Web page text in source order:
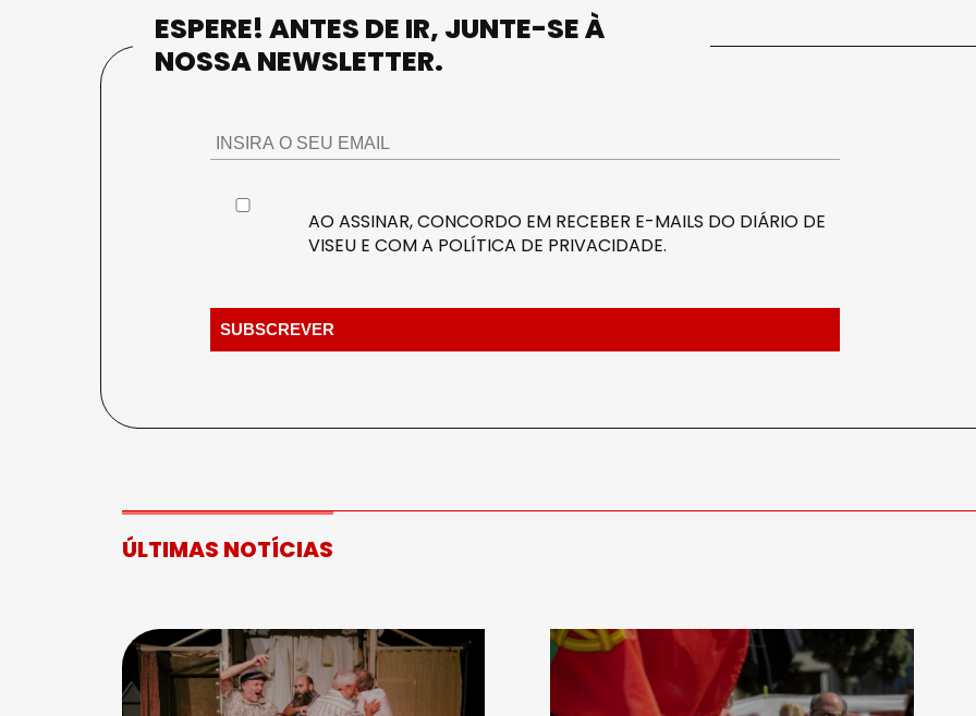
ESPERE! ANTES DE IR, JUNTE-SE À
NOSSA NEWSLETTER.
AO ASSINAR, CONCORDO EM RECEBER E-MAILS DO DIÁRIO DE
VISEU E COM A POLÍTICA DE PRIVACIDADE.
ÚLTIMAS NOTÍCIAS